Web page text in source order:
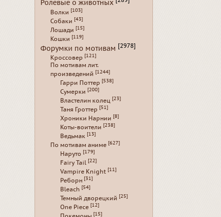
Ролевые о животных
Волки [103]
Собаки [43]
Лошади [15]
Кошки [119]
Форумки по мотивам [2978]
Кроссовер [121]
По мотивам лит.
произведений [1244]
Гарри Поттер [538]
Сумерки [200]
Властелин колец [23]
Таня Гроттер [51]
Хроники Нарнии [8]
Коты-воители [238]
Ведьмак [13]
По мотивам аниме [627]
Наруто [179]
Fairy Tail [22]
Vampire Knight [11]
Реборн [31]
Bleach [54]
Темный дворецкий [25]
One Piece [12]
[15]